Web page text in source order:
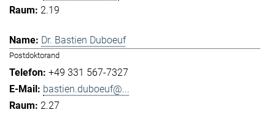
2.19
Dr. Bastien Duboeuf
Postdoktorand
+49 331 567-7327
bastien.duboeuf@...
2.27